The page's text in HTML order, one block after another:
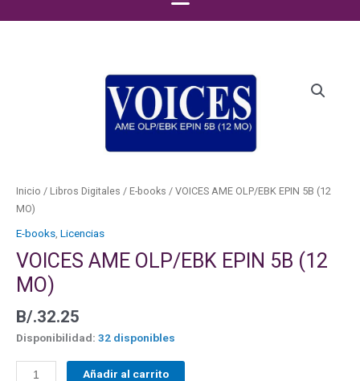
Inicio / Libros Digitales / E-books / VOICES AME OLP/EBK EPIN 5B (12
MO)
E-books Licencias
VOICES AME OLP/EBK EPIN 5B (12
MO)
B/.32.25
Disponibilidad: 32 disponibles
cantidad
Añadir al carrito